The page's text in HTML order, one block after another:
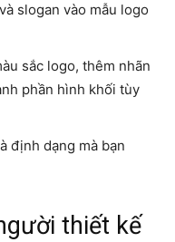
slogan vào mẫu logo
sắc logo, thêm nhãn
phần hình khối tùy
định dạng mà bạn
thiết kế